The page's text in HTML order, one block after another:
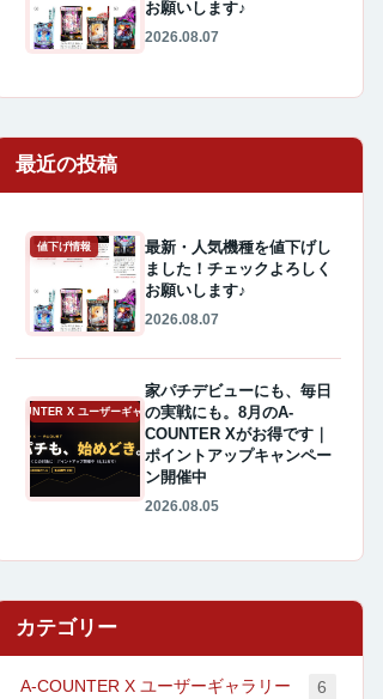
お願いします♪
2026.08.07
最近の投稿
値下げ情報
最新・人気機種を値下げし
ました！チェックよろしく
お願いします♪
2026.08.07
A-COUNTER X ユーザーギャラリー
家パチデビューにも、毎日
の実戦にも。8月のA-
COUNTER Xがお得です｜
ポイントアップキャンペー
ン開催中
2026.08.05
カテゴリー
A-COUNTER X ユーザーギャラリー 6